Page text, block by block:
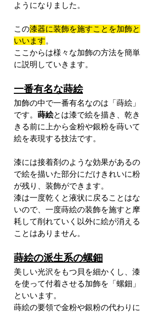
ようになりました。
この漆器に装飾を施すことを加飾と
いいます。
ここからは様々な加飾の方法を簡単
に説明していきます。
一番有名な蒔絵
加飾の中で一番有名なのは「蒔絵」
です。 蒔絵とは漆で絵を描き、乾き
きる前に上から金粉や銀粉を蒔いて
絵を表現する技法です。
漆には接着剤のような効果があるの
で絵を描いた部分にだけきれいに粉
が残り、装飾ができます。
漆は一度乾くと液状に戻ることはな
いので、一度蒔絵の装飾を施すと摩
耗して削れていく以外に絵が消える
ことはありません。
蒔絵の派生系の螺鈿
美しい光沢をもつ貝を細かくし、漆
を使って付着させる加飾を「螺鈿」
といいます。
蒔絵の要領で金粉や銀粉の代わりに